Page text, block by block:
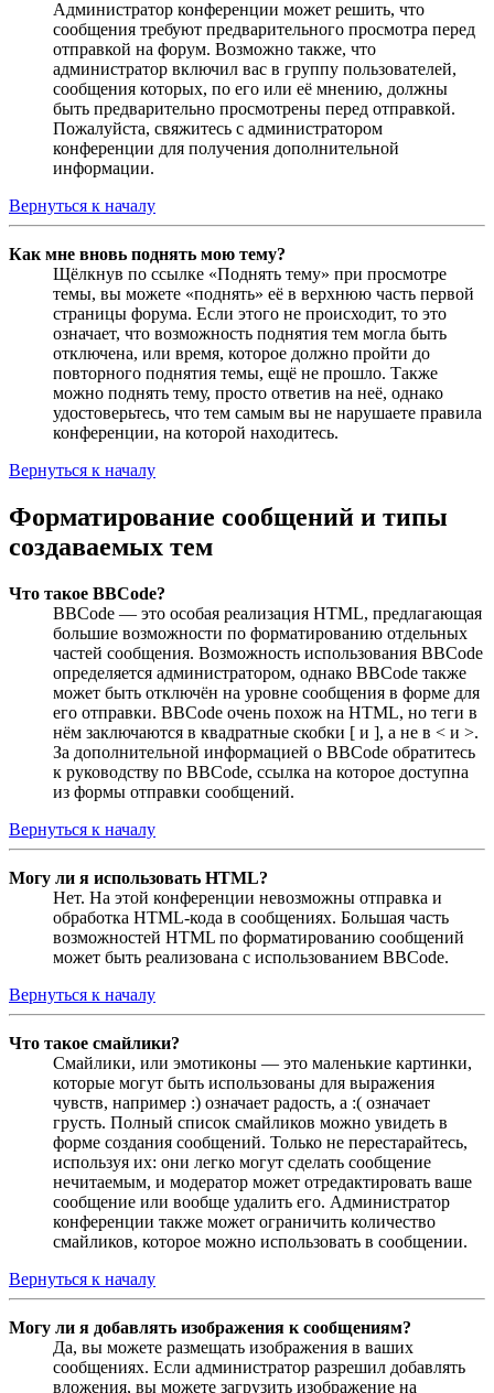
Администратор конференции может решить, что
сообщения требуют предварительного просмотра перед
отправкой на форум. Возможно также, что
администратор включил вас в группу пользователей,
сообщения которых, по его или её мнению, должны
быть предварительно просмотрены перед отправкой.
Пожалуйста, свяжитесь с администратором
конференции для получения дополнительной
информации.
Вернуться к началу
Как мне вновь поднять мою тему?
Щёлкнув по ссылке «Поднять тему» при просмотре
темы, вы можете «поднять» её в верхнюю часть первой
страницы форума. Если этого не происходит, то это
означает, что возможность поднятия тем могла быть
отключена, или время, которое должно пройти до
повторного поднятия темы, ещё не прошло. Также
можно поднять тему, просто ответив на неё, однако
удостоверьтесь, что тем самым вы не нарушаете правила
конференции, на которой находитесь.
Вернуться к началу
Форматирование сообщений и типы
создаваемых тем
Что такое BBCode?
BBCode — это особая реализация HTML, предлагающая
большие возможности по форматированию отдельных
частей сообщения. Возможность использования BBCode
определяется администратором, однако BBCode также
может быть отключён на уровне сообщения в форме для
его отправки. BBCode очень похож на HTML, но теги в
нём заключаются в квадратные скобки [ и ], а не в < и >.
За дополнительной информацией о BBCode обратитесь
к руководству по BBCode, ссылка на которое доступна
из формы отправки сообщений.
Вернуться к началу
Могу ли я использовать HTML?
Нет. На этой конференции невозможны отправка и
обработка HTML-кода в сообщениях. Большая часть
возможностей HTML по форматированию сообщений
может быть реализована с использованием BBCode.
Вернуться к началу
Что такое смайлики?
Смайлики, или эмотиконы — это маленькие картинки,
которые могут быть использованы для выражения
чувств, например :) означает радость, а :( означает
грусть. Полный список смайликов можно увидеть в
форме создания сообщений. Только не перестарайтесь,
используя их: они легко могут сделать сообщение
нечитаемым, и модератор может отредактировать ваше
сообщение или вообще удалить его. Администратор
конференции также может ограничить количество
смайликов, которое можно использовать в сообщении.
Вернуться к началу
Могу ли я добавлять изображения к сообщениям?
Да, вы можете размещать изображения в ваших
сообщениях. Если администратор разрешил добавлять
вложения, вы можете загрузить изображение на